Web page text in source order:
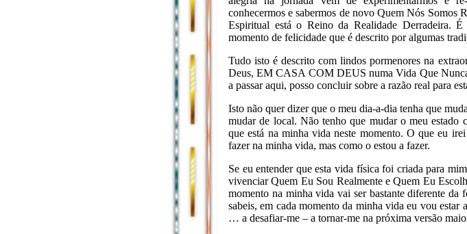
conhecermos e sabermos de novo Quem Nós
Espiritual está o Reino da Realidade Derradeira.
momento de felicidade que é descrito por algumas
Tudo isto é descrito com lindos pormenores na
Deus, EM CASA COM DEUS numa Vida Que
a passar aqui, posso concluir sobre a razão real para
Isto não quer dizer que o meu dia-a-dia tenha que
mudar de local. Não tenho que mudar o meu
que está na minha vida neste momento. O que eu
fazer na minha vida, mas como o estou a fazer.
Se eu entender que esta vida física foi criada para
vivenciar Quem Eu Sou Realmente e Quem Eu
momento na minha vida vai ser bastante diferente da
sabeis, em cada momento da minha vida eu vou
… a desafiar-me – a tornar-me na próxima versão